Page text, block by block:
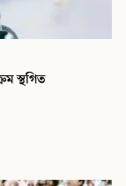
স্থগিত